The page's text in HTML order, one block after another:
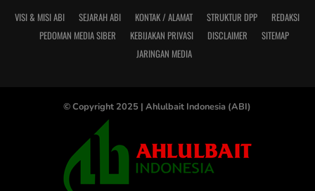
VISI & MISI ABI SEJARAH ABI KONTAK / ALAMAT STRUKTUR DPP
REDAKSI
PEDOMAN MEDIA SIBER
KEBIJAKAN PRIVASI DISCLAIMER
SITEMAP
JARINGAN MEDIA
© Copyright 2025 | Ahlulbait Indonesia (ABI)